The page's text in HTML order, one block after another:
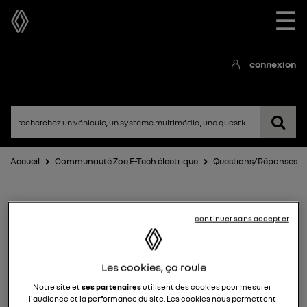
☰
connexion
Accueil Communauté Zoe E-Tech électrique Questions/Réponses
Zoe E-Tech électrique
Les cookies, ça roule
Notre site etses partenairesutilisent des cookies pour mesurer
l'audience et la performance du site. Les cookies nous permettent
continuer sans accepter